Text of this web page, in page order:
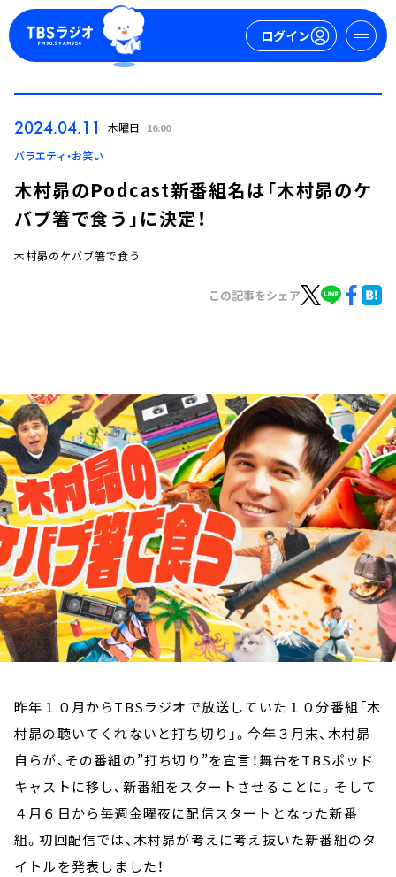
ログイン
ログイン
お知らせ
イベント・グッズ
YouTube
会社情報
2024.04.11 木曜日 16:00
バラエティ・お笑い
木村昴のPodcast新番組名は「木村昴のケ
バブ箸で食う」に決定！
木村昴のケバブ箸で食う
この記事をシェア
昨年１０月からTBSラジオで放送していた１０分番組「木
村昴の聴いてくれないと打ち切り」。今年３月末、木村昴
自らが、その番組の”打ち切り”を宣言！舞台をTBSポッド
キャストに移し、新番組をスタートさせることに。そして
４月６日から毎週金曜夜に配信スタートとなった新番
組。初回配信では、木村昴が考えに考え抜いた新番組のタ
イトルを発表しました！